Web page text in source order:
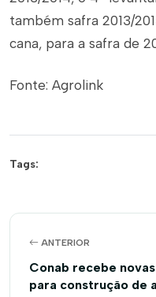
também safra 2013/
cana, para a safra de
Fonte: Agrolink
Tags:
ANTERIOR
Conab recebe
para construção de